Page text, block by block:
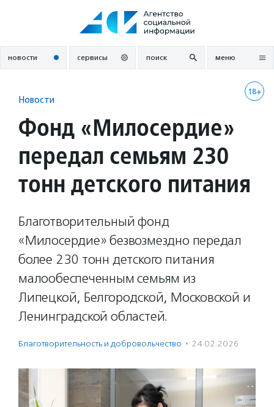
новости сервисы поиск меню
18+
Новости
Фонд «Милосердие»
передал семьям 230
тонн детского питания
Благотворительный фонд
«Милосердие» безвозмездно передал
более 230 тонн детского питания
малообеспеченным семьям из
Липецкой, Белгородской, Московской и
Ленинградской областей.
Благотвори­тель­ность и доброволь­чест­во · 24.02.2026